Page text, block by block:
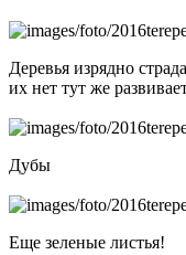
Деревья изрядно
их нет тут же
Дубы
Еще зеленые листья!